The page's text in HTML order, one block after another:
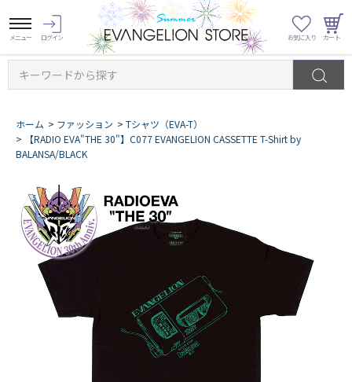
キーワードから探す
ホーム > ファッション > Tシャツ（EVA-T）
>
【RADIO EVA"THE 30"】C077 EVANGELION CASSETTE T-Shirt by
BALANSA/BLACK